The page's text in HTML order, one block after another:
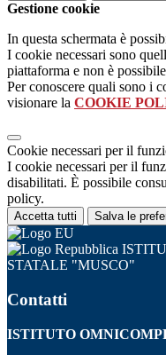
Gestione cookie
In questa schermata è
I cookie necessari sono
piattaforma e non è
Per conoscere quali sono i
visionare la COOKIE
Cookie necessari per il
I cookie necessari per il
disabilitati. È possibile
policy.
Accetta tutti Salva le
STATALE "MUSCO"
Contatti
ISTITUTO